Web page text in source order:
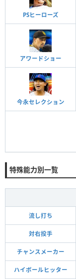
PSヒーローズ
アワードショー
今永セレクション
特殊能力別一覧
流し打ち
対右投手
チャンスメーカー
ハイボールヒッター